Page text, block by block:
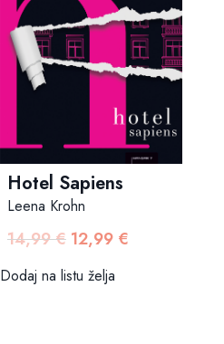
Hotel Sapiens
Leena Krohn
14,99€ Izvorna
bila
12,99 €Trenutna
Dodaj na listu želja